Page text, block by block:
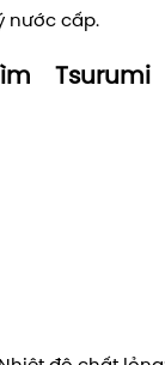
nước cấp.
Tsurumi